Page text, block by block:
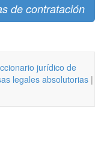
de contratación
jurídico de
legales absolutorias |